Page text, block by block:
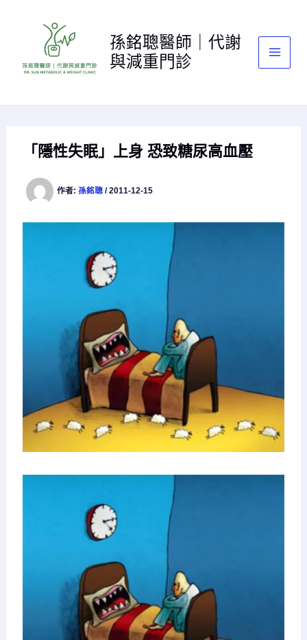
孫銘聰醫師｜代謝
與減重門診
「隱性失眠」上身 恐致糖尿高血壓
作者: 孫銘聰 /2011-12-15